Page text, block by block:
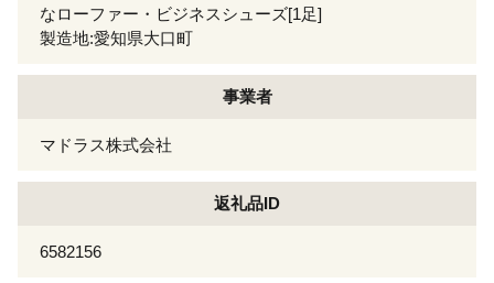
なローファー・ビジネスシューズ[1足]
製造地:愛知県大口町
事業者
マドラス株式会社
返礼品ID
6582156